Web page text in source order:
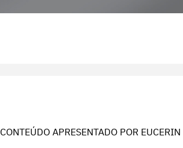
CONTEÚDO APRESENTADO POR EUCERIN